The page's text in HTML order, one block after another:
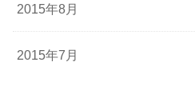
2015年8月
2015年7月